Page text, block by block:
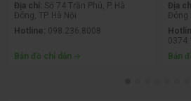
Địa chỉ: Số 74 Trần Phú, P. Hà
Đông, TP. Hà Nội
Hotline: 098.236.8008
Bản đồ chỉ dẫn
Địa
Đông
Bản